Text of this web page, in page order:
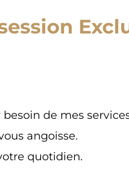
de mes
angoisse.
quotidien.